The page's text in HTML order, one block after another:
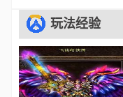
玩法经验